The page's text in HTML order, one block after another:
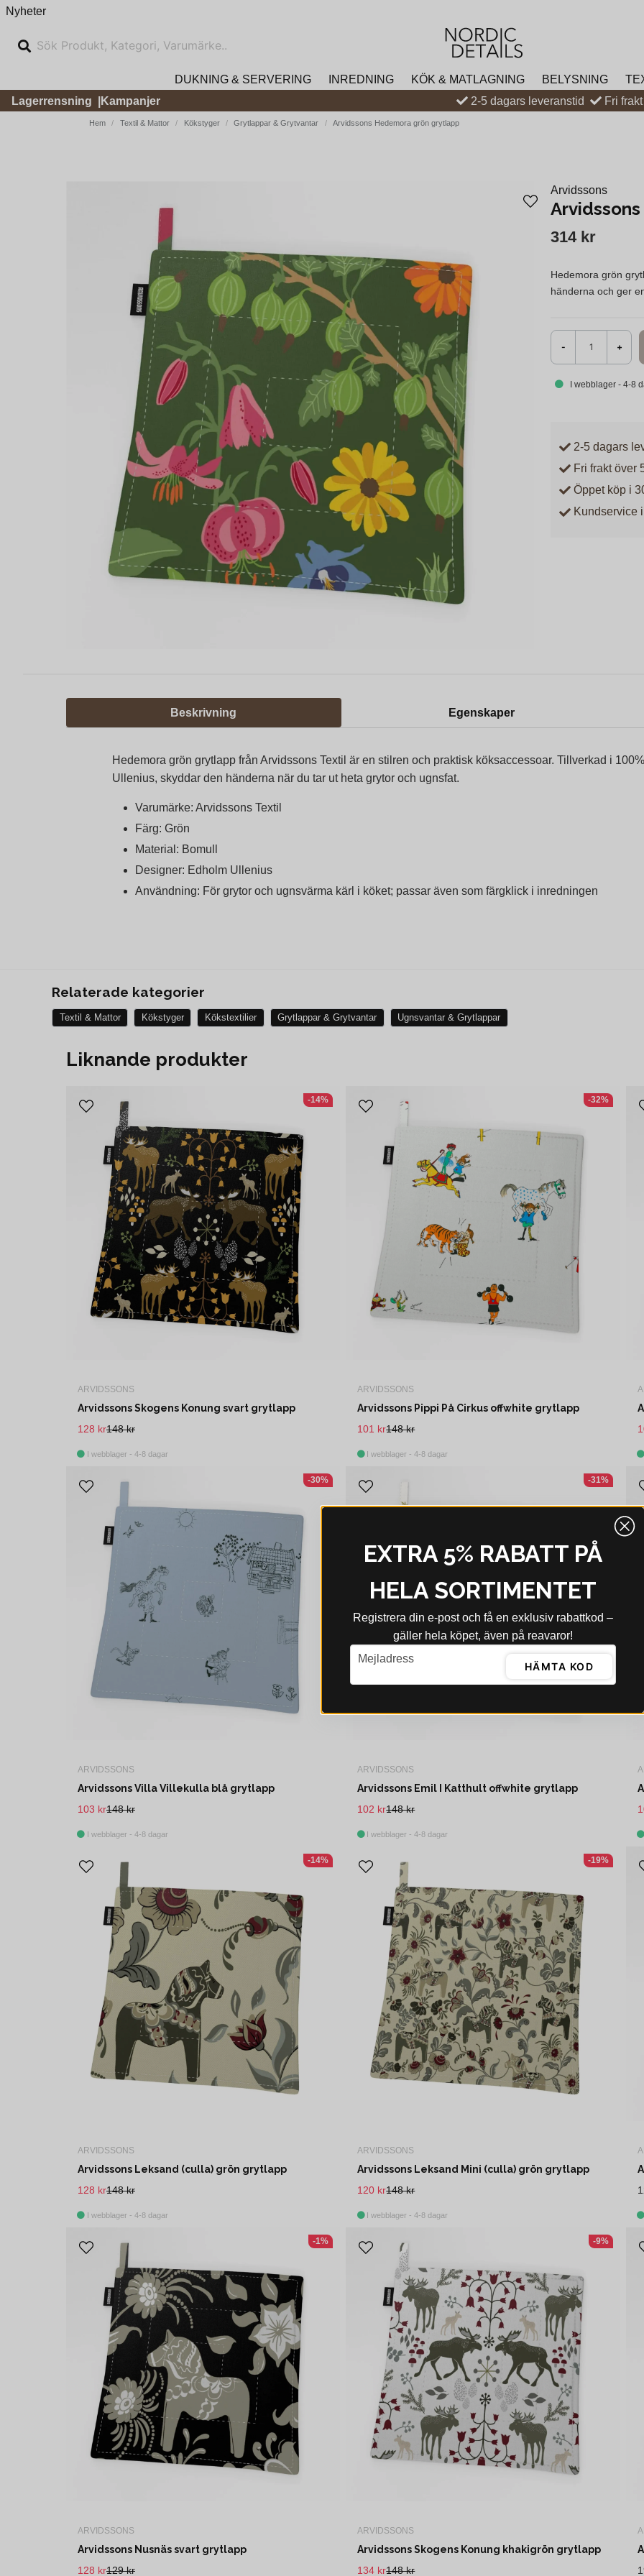
Nyheter
DUKNING & SERVERING INREDNING KÖK & MATLAGNING BELYSNING
Lagerrensning
Kampanjer 2-5 dagars leveranstid Fri
Hem Textil & Mattor Kökstyger Grytlappar & Grytvantar Arvidssons Hedemora grön grytlapp
Arvidssons
314 kr
Hedemora grön
händerna och ger
- +
I webblager - 4-8
2-5 dagars
Fri frakt över
Öppet köp i
Kundservice
Beskrivning Egenskaper
Hedemora grön grytlapp från Arvidssons Textil är en stilren och praktisk köksaccessoar. Tillverkad i
Ullenius, skyddar den händerna när du tar ut heta grytor och ugnsfat.
Varumärke: Arvidssons Textil
Färg: Grön
Material: Bomull
Designer: Edholm Ullenius
Användning: För grytor och ugnsvärma kärl i köket; passar även som färgklick i inredningen
Relaterade kategorier
Textil & Mattor Kökstyger Kökstextilier Grytlappar & Grytvantar Ugnsvantar & Grytlappar
Liknande produkter
ARVIDSSONS
Arvidssons Skogens Konung svart grytlapp
148 kr
128 kr
I webblager - 4-8 dagar
-14%
ARVIDSSONS
Arvidssons Pippi På Cirkus offwhite grytlapp
148 kr
101 kr
I webblager - 4-8 dagar
-32%
ARVIDSSONS
Arvidssons Villa Villekulla blå grytlapp
148 kr
103 kr
I webblager - 4-8 dagar
-30%
ARVIDSSONS
Arvidssons Emil I Katthult offwhite grytlapp
148 kr
102 kr
I webblager - 4-8 dagar
-31%
ARVIDSSONS
Arvidssons Leksand (culla) grön grytlapp
148 kr
128 kr
I webblager - 4-8 dagar
-14%
ARVIDSSONS
Arvidssons Leksand Mini (culla) grön grytlapp
148 kr
120 kr
I webblager - 4-8 dagar
-19%
ARVIDSSONS
Arvidssons Nusnäs svart grytlapp
129 kr
128 kr
-1%
ARVIDSSONS
Arvidssons Skogens Konung khakigrön grytlapp
148 kr
134 kr
-9%
EXTRA 5% RABATT PÅ
HELA SORTIMENTET
Registrera din e‑post och få en exklusiv rabattkod –
gäller hela köpet, även på reavaror!
email
Mejladress
HÄMTA KOD